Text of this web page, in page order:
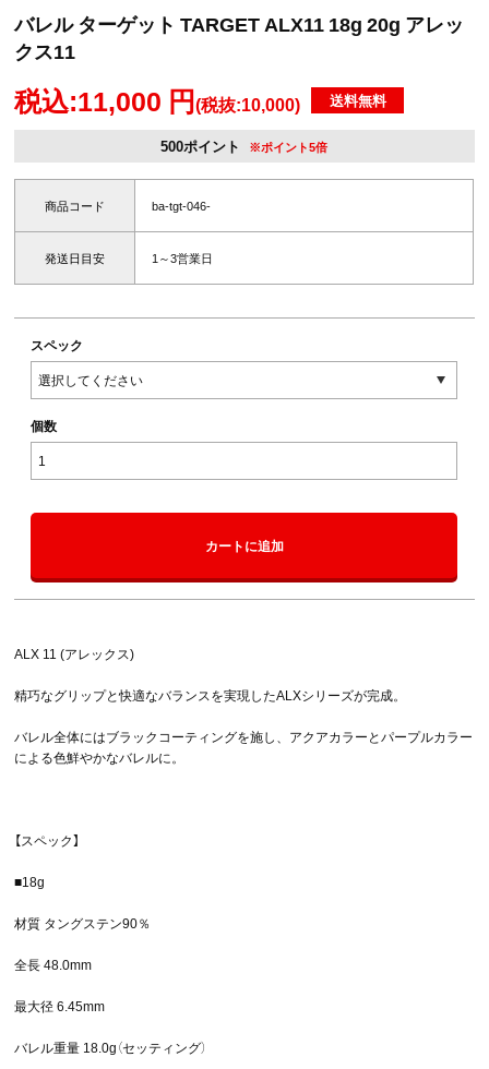
バレル ターゲット TARGET ALX11 18g 20g アレッ
クス11
税込:11,000 円(税抜:10,000) 送料無料
500ポイント ※ポイント5倍
商品コード ba-tgt-046-
発送日目安 1～3営業日
スペック
個数
カートに追加
ALX 11 (アレックス)
精巧なグリップと快適なバランスを実現したALXシリーズが完成。
バレル全体にはブラックコーティングを施し、アクアカラーとパープルカラー
による色鮮やかなバレルに。
【スペック】
■18g
材質 タングステン90％
全長 48.0mm
最大径 6.45mm
バレル重量 18.0g（セッティング）